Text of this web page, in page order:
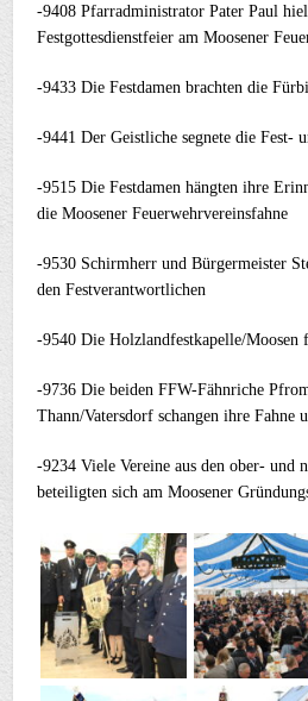
-9408 Pfarradministrator Pater Paul
Festgottesdienstfeier am Moosener
-9433 Die Festdamen brachten die
-9441 Der Geistliche segnete die Fest-
-9515 Die Festdamen hängten ihre
die Moosener Feuerwehrvereinsfahne
-9530 Schirmherr und Bürgermeister
den Festverantwortlichen
-9540 Die Holzlandfestkapelle/Moosen
-9736 Die beiden FFW-Fähnriche
Thann/Vatersdorf schangen ihre Fahne
-9234 Viele Vereine aus den ober- und
beteiligten sich am Moosener